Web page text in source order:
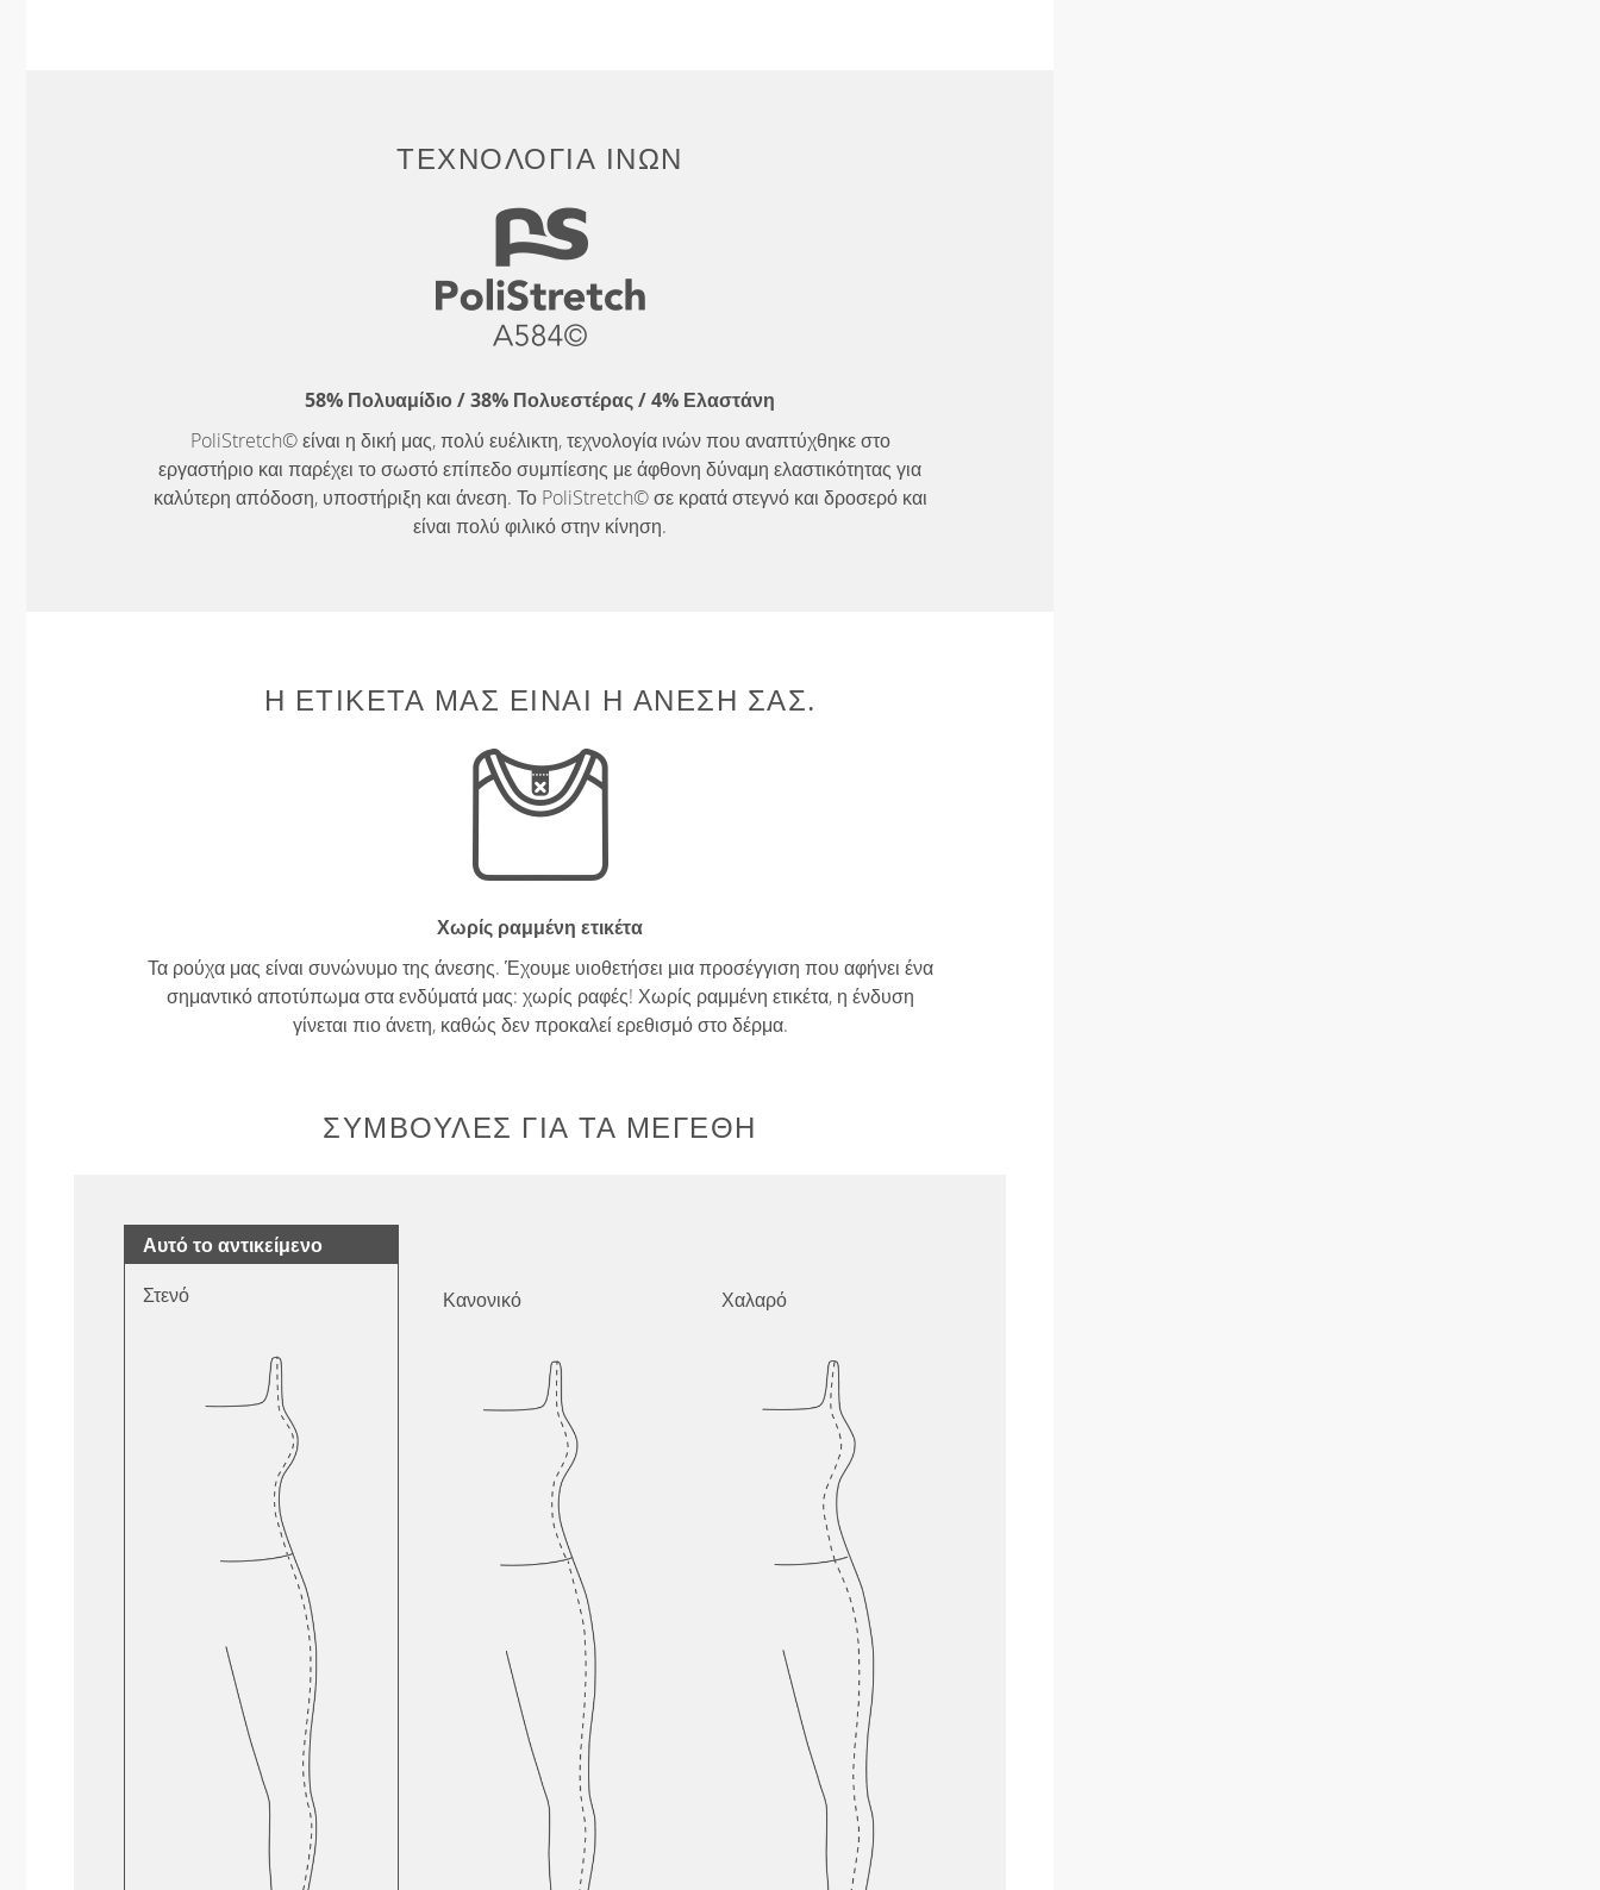
ΤΕΧΝΟΛΟΓΊΑ ΙΝΏΝ
58% Πολυαμίδιο / 38% Πολυεστέρας / 4% Ελαστάνη
PoliStretch© είναι η δική μας, πολύ ευέλικτη, τεχνολογία ινών που αναπτύχθηκε στο
εργαστήριο και παρέχει το σωστό επίπεδο συμπίεσης με άφθονη δύναμη ελαστικότητας για
καλύτερη απόδοση, υποστήριξη και άνεση. Το PoliStretch© σε κρατά στεγνό και δροσερό και
είναι πολύ φιλικό στην κίνηση.
Η ΕΤΙΚΈΤΑ ΜΑΣ ΕΊΝΑΙ Η ΆΝΕΣΉ ΣΑΣ.
Χωρίς ραμμένη ετικέτα
Τα ρούχα μας είναι συνώνυμο της άνεσης. Έχουμε υιοθετήσει μια προσέγγιση που αφήνει ένα
σημαντικό αποτύπωμα στα ενδύματά μας: χωρίς ραφές! Χωρίς ραμμένη ετικέτα, η ένδυση
γίνεται πιο άνετη, καθώς δεν προκαλεί ερεθισμό στο δέρμα.
ΣΥΜΒΟΥΛΈΣ ΓΙΑ ΤΑ ΜΕΓΈΘΗ
Αυτό το αντικείμενο
Στενό
Κανονικό Χαλαρό